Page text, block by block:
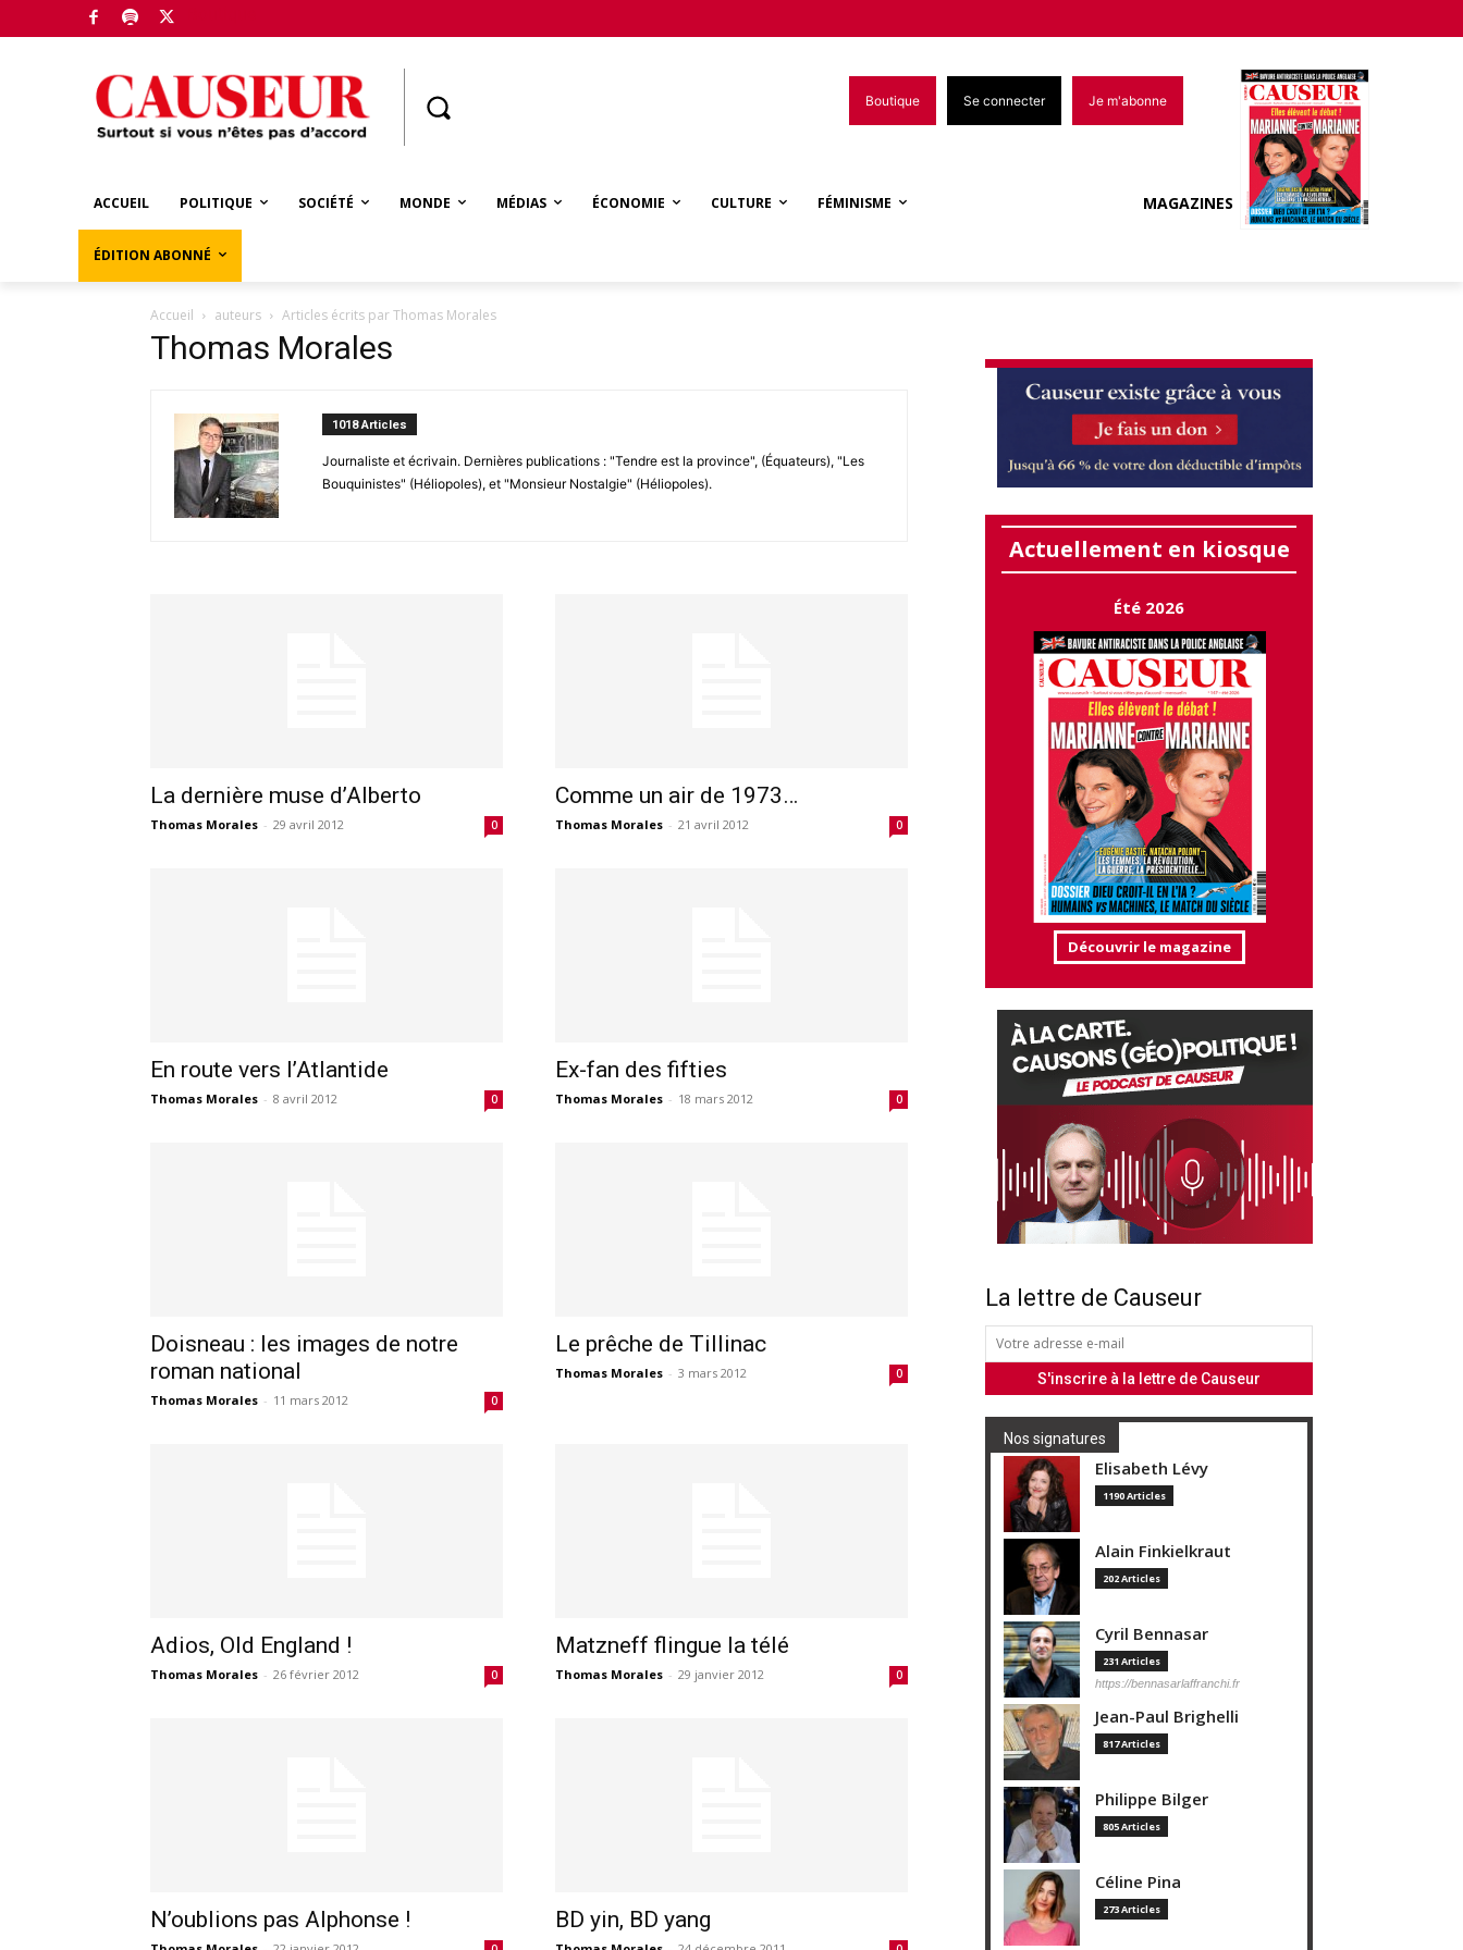
Boutique Se connecter Je m'abonne
ACCUEIL POLITIQUE SOCIÉTÉ MONDE MÉDIAS ÉCONOMIE CULTURE FÉMINISME
ÉDITION ABONNÉ
MAGAZINES
Accueil auteurs Articles écrits par Thomas Morales
Thomas Morales
1018 Articles
Journaliste et écrivain. Dernières publications : "Tendre est la province", (Équateurs), "Les
Bouquinistes" (Héliopoles), et "Monsieur Nostalgie" (Héliopoles).
La dernière muse d’Alberto
Thomas Morales - 29 avril 2012 0
Comme un air de 1973…
Thomas Morales - 21 avril 2012 0
En route vers l’Atlantide
Thomas Morales - 8 avril 2012 0
Ex-fan des fifties
Thomas Morales - 18 mars 2012 0
Doisneau : les images de notre
roman national
Thomas Morales - 11 mars 2012 0
Le prêche de Tillinac
Thomas Morales - 3 mars 2012 0
Adios, Old England !
Thomas Morales - 26 février 2012 0
Matzneff flingue la télé
Thomas Morales - 29 janvier 2012 0
N’oublions pas Alphonse ! BD yin, BD yang
Actuellement en kiosque
Été 2026
Découvrir le magazine
La lettre de Causeur
Nos signatures
Elisabeth Lévy
1190 Articles
Alain Finkielkraut
202 Articles
Cyril Bennasar
231 Articles
https://bennasarlaffranchi.fr
Jean-Paul Brighelli
817 Articles
Philippe Bilger
805 Articles
Céline Pina
273 Articles